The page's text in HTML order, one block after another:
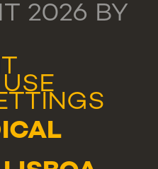
2026 BY